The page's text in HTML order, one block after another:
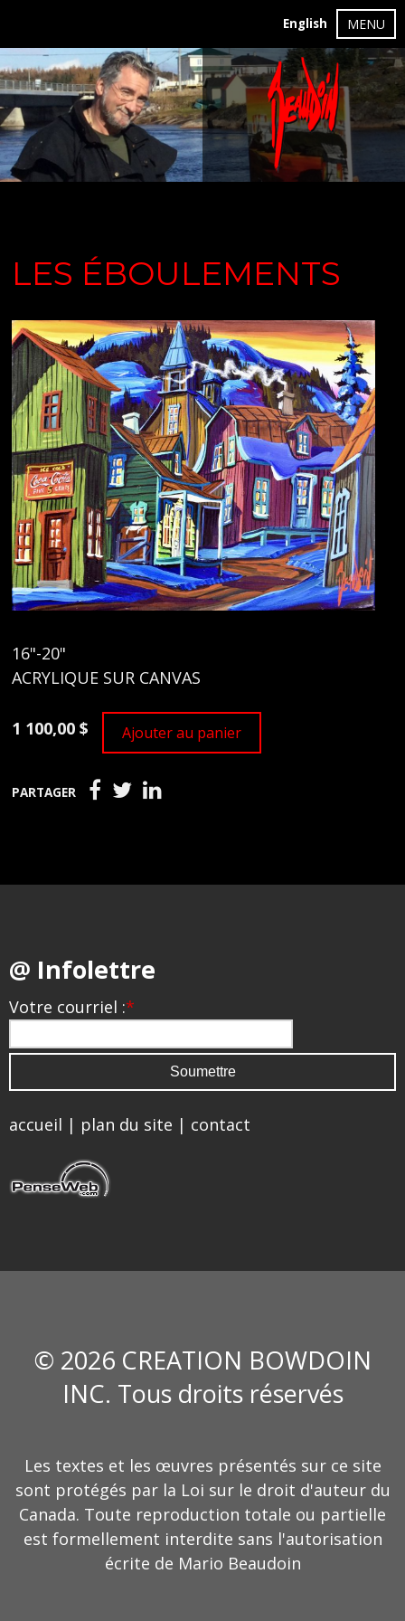
English MENU
LES ÉBOULEMENTS
16"-20"
ACRYLIQUE SUR CANVAS
1 100,00 $ Ajouter au panier
PARTAGER
@ Infolettre
Votre courriel :*
accueil | plan du site | contact
© 2026 CREATION BOWDOIN
INC. Tous droits réservés
Les textes et les œuvres présentés sur ce site
sont protégés par la Loi sur le droit d'auteur du
Canada. Toute reproduction totale ou partielle
est formellement interdite sans l'autorisation
écrite de Mario Beaudoin